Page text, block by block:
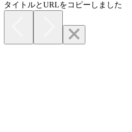
タイトルとURLをコピーしました